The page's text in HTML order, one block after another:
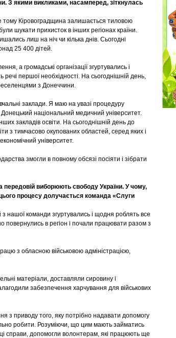
З якими викликами, насамперед, зіткнулась
тому Кіровоградщина залишається тиловою
шукати прихисток в інших регіонах країни.
лиш на ніч чи кілька днів. Сьогодні
25 400 дітей.
а громадські організації згуртувались і
першої необхідності. На сьогоднішній день,
з Донеччини.
заклади. Я маю на увазі процедуру
національний медичний університет.
закладів освіти. На сьогоднішній день до
з тимчасово окупованих областей, серед яких і
університет.
змогли в повному обсязі посіяти і зібрати
виборюють свободу України. У чому,
процесу долучається команда «Слуги
команди згуртувались і щодня роблять все
в регіон і почали працювати разом з
з обласною військовою адміністрацією,
матеріали, доставляли сировину і
забезпечення харчування для військових
з приводу того, яку потрібно надавати допомогу
робити. Розуміючи, що цим мають займатись
справи, допомогли волонтерам, які працюють ще